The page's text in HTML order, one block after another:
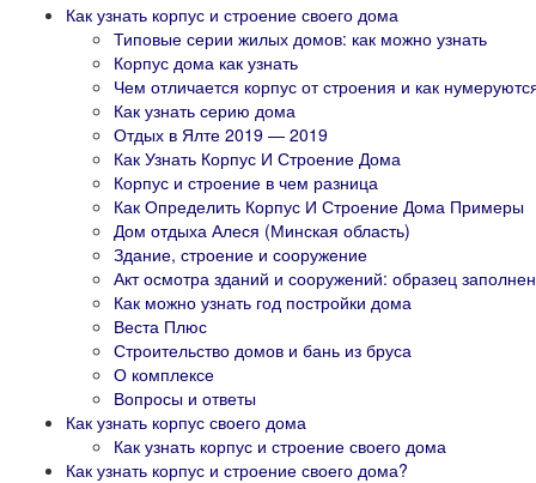
Как узнать корпус и строение своего дома
Типовые серии жилых домов: как можно узнать
Корпус дома как узнать
Чем отличается корпус от строения и как
Как узнать серию дома
Отдых в Ялте 2019 — 2019
Как Узнать Корпус И Строение Дома
Корпус и строение в чем разница
Как Определить Корпус И Строение Дома Примеры
Дом отдыха Алеся (Минская область)
Здание, строение и сооружение
Акт осмотра зданий и сооружений: образец
Как можно узнать год постройки дома
Веста Плюс
Строительство домов и бань из бруса
О комплексе
Вопросы и ответы
Как узнать корпус своего дома
Как узнать корпус и строение своего дома
Как узнать корпус и строение своего дома?